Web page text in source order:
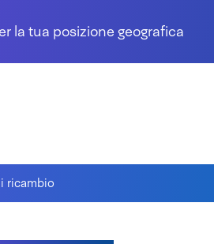
la tua posizione geografica
ricambio